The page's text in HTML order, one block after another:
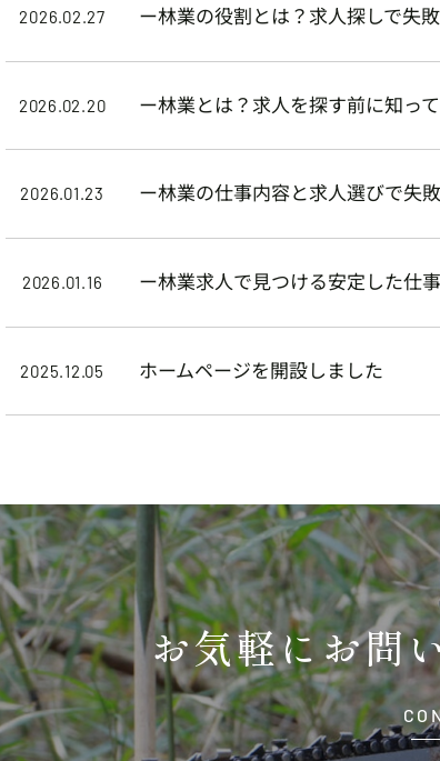
2026.02.27 ー林業の役割とは？求人探しで失
2026.02.20 ー林業とは？求人を探す前に知っ
2026.01.23 ー林業の仕事内容と求人選びで失
2026.01.16 ー林業求人で見つける安定した仕
2025.12.05 ホームページを開設しました
お気軽にお問